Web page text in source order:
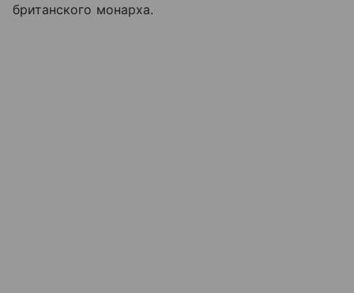
британского монарха.